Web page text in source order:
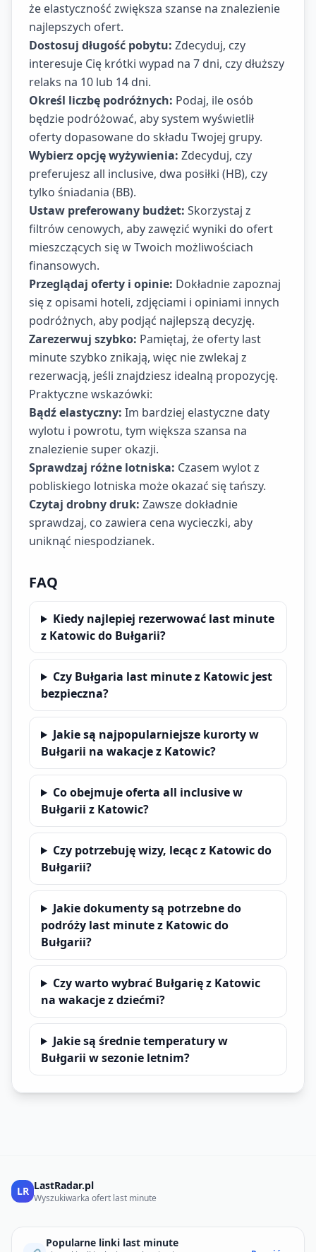
że elastyczność zwiększa szanse na znalezienie
najlepszych ofert.
Dostosuj długość pobytu: Zdecyduj, czy
interesuje Cię krótki wypad na 7 dni, czy dłuższy
relaks na 10 lub 14 dni.
Określ liczbę podróżnych: Podaj, ile osób
będzie podróżować, aby system wyświetlił
oferty dopasowane do składu Twojej grupy.
Wybierz opcję wyżywienia: Zdecyduj, czy
preferujesz all inclusive, dwa posiłki (HB), czy
tylko śniadania (BB).
Ustaw preferowany budżet: Skorzystaj z
filtrów cenowych, aby zawęzić wyniki do ofert
mieszczących się w Twoich możliwościach
finansowych.
Przeglądaj oferty i opinie: Dokładnie zapoznaj
się z opisami hoteli, zdjęciami i opiniami innych
podróżnych, aby podjąć najlepszą decyzję.
Zarezerwuj szybko: Pamiętaj, że oferty last
minute szybko znikają, więc nie zwlekaj z
rezerwacją, jeśli znajdziesz idealną propozycję.
Praktyczne wskazówki:
Bądź elastyczny: Im bardziej elastyczne daty
wylotu i powrotu, tym większa szansa na
znalezienie super okazji.
Sprawdzaj różne lotniska: Czasem wylot z
pobliskiego lotniska może okazać się tańszy.
Czytaj drobny druk: Zawsze dokładnie
sprawdzaj, co zawiera cena wycieczki, aby
uniknąć niespodzianek.
FAQ
Kiedy najlepiej rezerwować last minute
z Katowic do Bułgarii?
Czy Bułgaria last minute z Katowic jest
bezpieczna?
Jakie są najpopularniejsze kurorty w
Bułgarii na wakacje z Katowic?
Co obejmuje oferta all inclusive w
Bułgarii z Katowic?
Czy potrzebuję wizy, lecąc z Katowic do
Bułgarii?
Jakie dokumenty są potrzebne do
podróży last minute z Katowic do
Bułgarii?
Czy warto wybrać Bułgarię z Katowic
na wakacje z dziećmi?
Jakie są średnie temperatury w
Bułgarii w sezonie letnim?
LR LastRadar.pl
Wyszukiwarka ofert last minute
Popularne linki last minute